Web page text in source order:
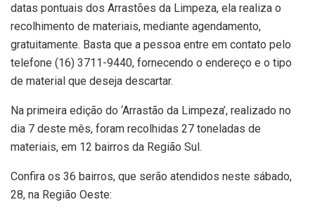
datas pontuais dos Arrastões da Limpeza, ela realiza o
recolhimento de materiais, mediante agendamento,
gratuitamente. Basta que a pessoa entre em contato pelo
telefone (16) 3711-9440, fornecendo o endereço e o tipo
de material que deseja descartar.
Na primeira edição do ‘Arrastão da Limpeza’, realizado no
dia 7 deste mês, foram recolhidas 27 toneladas de
materiais, em 12 bairros da Região Sul.
Confira os 36 bairros, que serão atendidos neste sábado,
28, na Região Oeste: